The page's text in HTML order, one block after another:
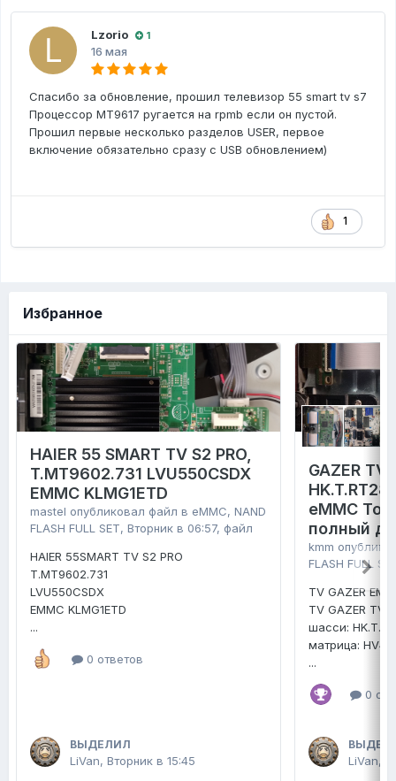
Lzorio 1
16 мая
Спасибо за обновление, прошил телевизор 55 smart tv s7
Процессор MT9617 ругается на rpmb если он пустой.
Прошил первые несколько разделов USER, первое
включение обязательно сразу с USB обновлением)
1
Избранное
HAIER 55 SMART TV S2 PRO,
T.MT9602.731 LVU550CSDX
EMMC KLMG1ETD
mastel опубликовал файл в eMMC, NAND
FLASH FULL SET, Вторник в 06:57, файл
HAIER 55SMART TV S2 PRO
T.MT9602.731
LVU550CSDX
EMMC KLMG1ETD
...
0 ответов
ВЫДЕЛИЛ
LiVan, Вторник в 15:45
GAZER
eMMC
полный
kmm
FLASH FULL
TV GAZER
TV GAZER
шасси:
матрица:
...
0
LiVan,